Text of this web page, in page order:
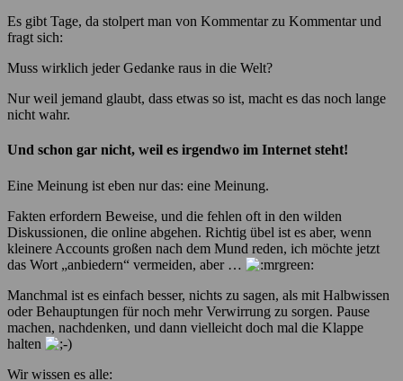
Es gibt Tage, da stolpert man von Kommentar zu Kommentar und
fragt sich:
Muss wirklich jeder Gedanke raus in die Welt?
Nur weil jemand glaubt, dass etwas so ist, macht es das noch lange
nicht wahr.
Und schon gar nicht, weil es irgendwo im Internet steht!
Eine Meinung ist eben nur das: eine Meinung.
Fakten erfordern Beweise, und die fehlen oft in den wilden
Diskussionen, die online abgehen. Richtig übel ist es aber, wenn
kleinere Accounts großen nach dem Mund reden, ich möchte jetzt
das Wort „anbiedern“ vermeiden, aber …
Manchmal ist es einfach besser, nichts zu sagen, als mit Halbwissen
oder Behauptungen für noch mehr Verwirrung zu sorgen. Pause
machen, nachdenken, und dann vielleicht doch mal die Klappe
halten
Wir wissen es alle: